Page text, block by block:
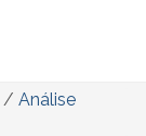
/ Análise